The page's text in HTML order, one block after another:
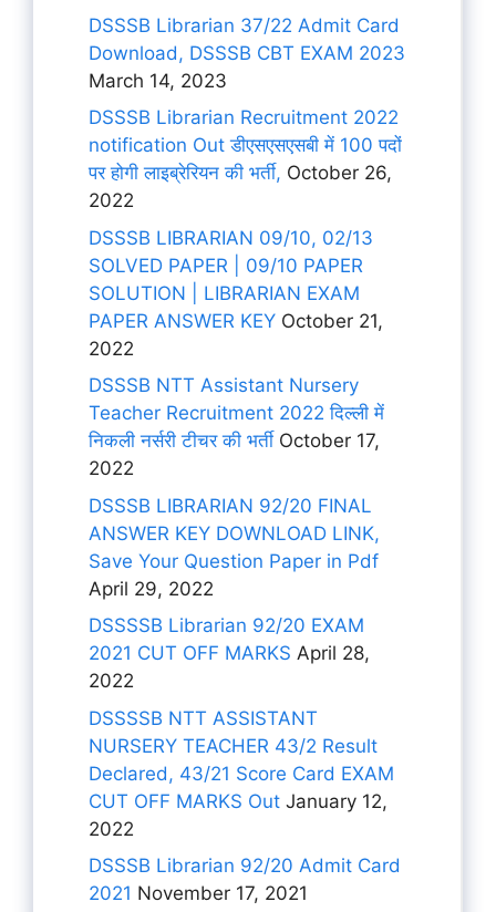
DSSSB Librarian 37/22 Admit Card
Download, DSSSB CBT EXAM 2023
March 14, 2023
DSSSB Librarian Recruitment 2022
notification Out डीएसएसएसबी में 100 पदों
पर होगी लाइब्रेरियन की भर्ती, October 26,
2022
DSSSB LIBRARIAN 09/10, 02/13
SOLVED PAPER | 09/10 PAPER
SOLUTION | LIBRARIAN EXAM
PAPER ANSWER KEY October 21,
2022
DSSSB NTT Assistant Nursery
Teacher Recruitment 2022 दिल्ली में
निकली नर्सरी टीचर की भर्ती October 17,
2022
DSSSB LIBRARIAN 92/20 FINAL
ANSWER KEY DOWNLOAD LINK,
Save Your Question Paper in Pdf
April 29, 2022
DSSSSB Librarian 92/20 EXAM
2021 CUT OFF MARKS April 28,
2022
DSSSSB NTT ASSISTANT
NURSERY TEACHER 43/2 Result
Declared, 43/21 Score Card EXAM
CUT OFF MARKS Out January 12,
2022
DSSSB Librarian 92/20 Admit Card
2021 November 17, 2021